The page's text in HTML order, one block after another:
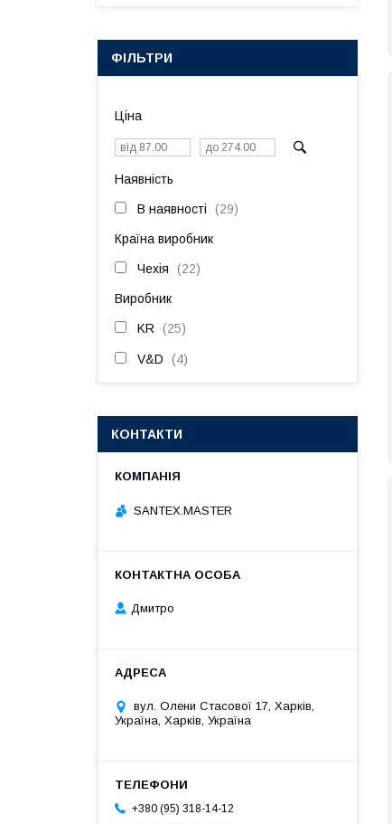
ФІЛЬТРИ
Ціна
Наявність
В наявності 29
Країна виробник
Чехія 22
Виробник
KR 25
V&D 4
КОНТАКТИ
SANTEX.MASTER
Дмитро
вул. Олени Стасової 17, Харків,
Україна, Харків, Україна
+380 (95) 318-14-12